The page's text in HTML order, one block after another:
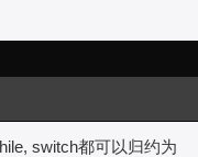
switch都可以归约为